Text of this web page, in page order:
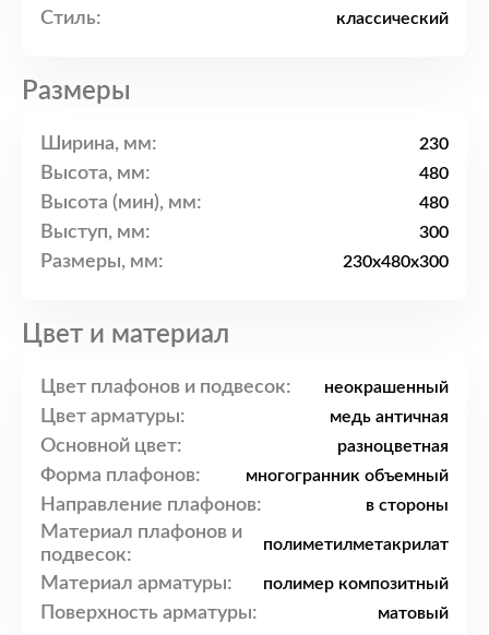
Стиль: классический
Размеры
Ширина, мм: 230
Высота, мм: 480
Высота (мин), мм: 480
Выступ, мм: 300
Размеры, мм: 230x480x300
Цвет и материал
Цвет плафонов и подвесок: неокрашенный
Цвет арматуры: медь античная
Основной цвет: разноцветная
Форма плафонов: многогранник объемный
Направление плафонов: в стороны
Материал плафонов и
подвесок:
полиметилметакрилат
Материал арматуры: полимер композитный
Поверхность арматуры: матовый